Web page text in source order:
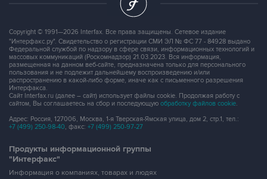
Информация о компаниях, товарах и людях
X-Compliance
СКАУТ
Маркер
АСТРА
Новости и рынки
Новости "Интерфакса"
СКАН
RUDATA
Центр раскрытия корпоративной информации